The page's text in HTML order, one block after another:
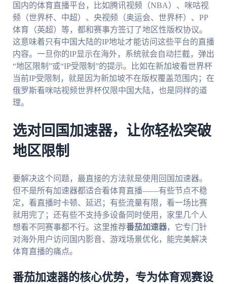
国内的体育直播平台，比如腾讯视频（NBA）、咪咕视
频（世界杯、中超）、央视频（奥运会、世界杯）、PP
体育（英超）等，都和赛事方签订了地区性版权协议。
这意味着只有中国大陆的IP地址才能访问这些平台的直播
内容。一旦你的IP显示在海外，系统就会自动拦截，弹出
“地区限制”或“IP受限制”的提示。比如在新加坡看世界杯
当前IP受限制，就是因为新加坡不在版权覆盖范围内；在
俄罗斯看咪咕视频世界杯仅限中国大陆，也是同样的道
理。
选对回国加速器，让你轻松突破
地区限制
要解决这个问题，最直接的方法就是使用回国加速器。
但不是所有加速器都适合看体育直播——有些节点不稳
定，看直播时卡顿、延迟；有些流量有限，看一场比赛
就用完了；还有些不支持多设备同时使用，家里几个人
想看不同赛事都不行。这里推荐番茄加速器，它专门针
对海外用户访问国内影音、游戏场景优化，能完美解决
体育直播的痛点。
番茄加速器的核心优势，专为体育观赛设